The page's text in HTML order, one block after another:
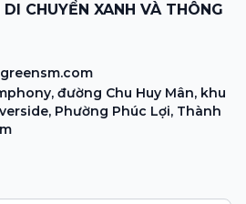
CHUYỂN XANH VÀ THÔNG
đường Chu Huy Mân, khu
Phường Phúc Lợi, Thành